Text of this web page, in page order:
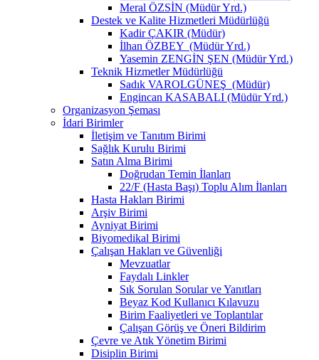
Meral ÖZSİN (Müdür Yrd.)
Destek ve Kalite Hizmetleri Müdürlüğü
Kadir ÇAKIR (Müdür)
İlhan ÖZBEY (Müdür Yrd.)
Yasemin ZENGİN ŞEN (Müdür Yrd.)
Teknik Hizmetler Müdürlüğü
Sadık VAROLGÜNEŞ (Müdür)
Engincan KASABALI (Müdür Yrd.)
Organizasyon Şeması
İdari Birimler
İletişim ve Tanıtım Birimi
Sağlık Kurulu Birimi
Satın Alma Birimi
Doğrudan Temin İlanları
22/F (Hasta Başı) Toplu Alım İlanları
Hasta Hakları Birimi
Arşiv Birimi
Ayniyat Birimi
Biyomedikal Birimi
Çalışan Hakları ve Güvenliği
Mevzuatlar
Faydalı Linkler
Sık Sorulan Sorular ve Yanıtları
Beyaz Kod Kullanıcı Kılavuzu
Birim Faaliyetleri ve Toplantılar
Çalışan Görüş ve Öneri Bildirim
Çevre ve Atık Yönetim Birimi
Disiplin Birimi